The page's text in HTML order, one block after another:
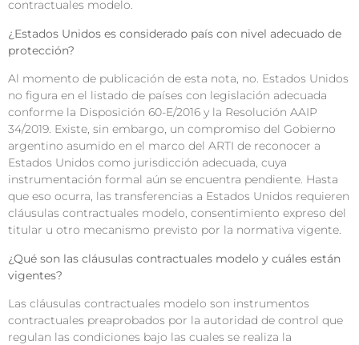
contractuales modelo.
¿Estados Unidos es considerado país con nivel adecuado de
protección?
Al momento de publicación de esta nota, no. Estados Unidos
no figura en el listado de países con legislación adecuada
conforme la Disposición 60-E/2016 y la Resolución AAIP
34/2019. Existe, sin embargo, un compromiso del Gobierno
argentino asumido en el marco del ARTI de reconocer a
Estados Unidos como jurisdicción adecuada, cuya
instrumentación formal aún se encuentra pendiente. Hasta
que eso ocurra, las transferencias a Estados Unidos requieren
cláusulas contractuales modelo, consentimiento expreso del
titular u otro mecanismo previsto por la normativa vigente.
¿Qué son las cláusulas contractuales modelo y cuáles están
vigentes?
Las cláusulas contractuales modelo son instrumentos
contractuales preaprobados por la autoridad de control que
regulan las condiciones bajo las cuales se realiza la